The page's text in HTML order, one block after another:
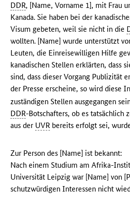
DDR, [Name, Vorname 1], mit Frau
Kanada. Sie haben bei der
Visum gebeten, weil sie nicht in die
wollten. [Name] wurde unterstützt
Leuten, die Einreisewilligen Hilfe
kanadischen Stellen erklärten, dass
sind, dass dieser Vorgang Publizität
der Presse erscheine, so wird diese
zuständigen Stellen ausgegangen
DDR-Botschafters, ob es tatsächlich
aus der UVR bereits erfolgt sei,
Zur Person des [Name] ist bekannt:
Nach einem Studium am Afrika-
Universität Leipzig war [Name] von
schutzwürdigen Interessen nicht